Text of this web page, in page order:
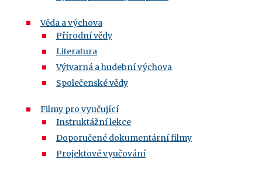
Věda a výchova
Přírodní vědy
Literatura
Výtvarná a hudební výchova
Společenské vědy
Filmy pro vyučující
Instruktážní lekce
Doporučené dokumentární filmy
Projektové vyučování